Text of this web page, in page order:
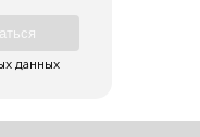
данных